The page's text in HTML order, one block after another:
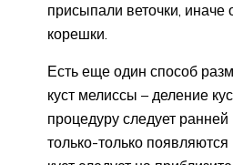
присыпали веточки, иначе
корешки.
Есть еще один способ
куст мелиссы – деление
процедуру следует ранней
только-только появляются